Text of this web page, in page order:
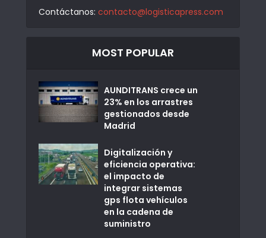
Contáctanos: contacto@logisticapress.com
MOST POPULAR
AUNDITRANS crece un
23% en los arrastres
gestionados desde
Madrid
Digitalización y
eficiencia operativa:
el impacto de
integrar sistemas
gps flota vehículos
en la cadena de
suministro